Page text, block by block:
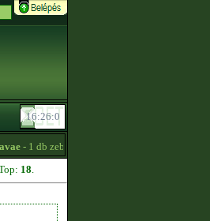
- 1 db zebra kancát vásárolnék. Thp, összpont
18.